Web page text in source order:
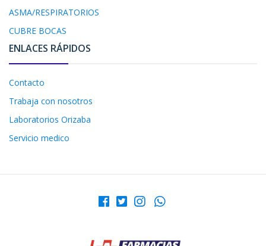
ASMA/RESPIRATORIOS
CUBRE BOCAS
ENLACES RÁPIDOS
Contacto
Trabaja con nosotros
Laboratorios Orizaba
Servicio medico